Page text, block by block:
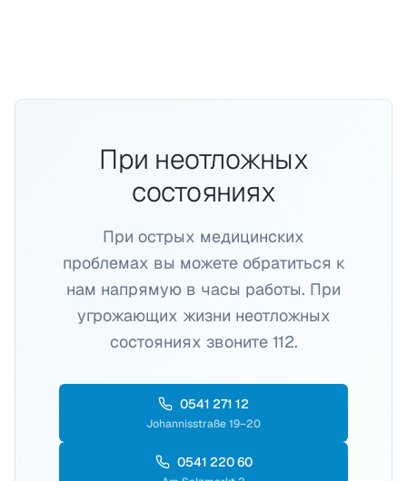
При неотложных
состояниях
При острых медицинских
проблемах вы можете обратиться к
нам напрямую в часы работы. При
угрожающих жизни неотложных
состояниях звоните 112.
0541 271 12
Johannisstraße 19–20
0541 220 60